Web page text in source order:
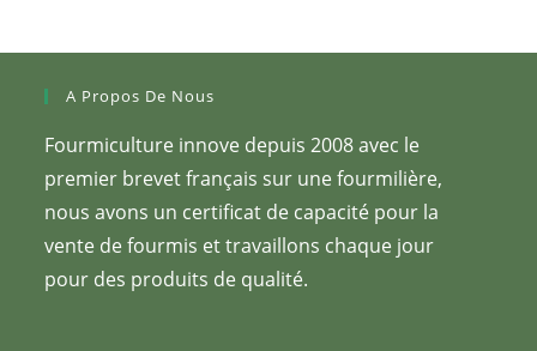
A Propos De Nous
Fourmiculture innove depuis 2008 avec le
premier brevet français sur une fourmilière,
nous avons un certificat de capacité pour la
vente de fourmis et travaillons chaque jour
pour des produits de qualité.